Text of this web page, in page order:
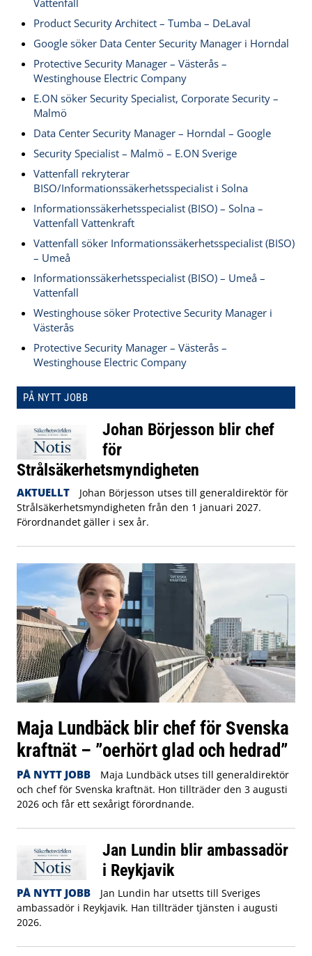
Product Security Architect – Tumba – DeLaval
Google söker Data Center Security Manager i Horndal
Protective Security Manager – Västerås –
Westinghouse Electric Company
E.ON söker Security Specialist, Corporate Security –
Malmö
Data Center Security Manager – Horndal – Google
Security Specialist – Malmö – E.ON Sverige
Vattenfall rekryterar
BISO/Informationssäkerhetsspecialist i Solna
Informationssäkerhetsspecialist (BISO) – Solna –
Vattenfall Vattenkraft
Vattenfall söker Informationssäkerhetsspecialist (BISO)
– Umeå
Informationssäkerhetsspecialist (BISO) – Umeå –
Vattenfall
Westinghouse söker Protective Security Manager i
Västerås
Protective Security Manager – Västerås –
Westinghouse Electric Company
PÅ NYTT JOBB
Johan Börjesson blir chef
för
Strålsäkerhetsmyndigheten
AKTUELLT
Johan Börjesson utses till generaldirektör för
Strålsäkerhetsmyndigheten från den 1 januari 2027.
Förordnandet gäller i sex år.
Maja Lundbäck blir chef för Svenska
kraftnät – ”oerhört glad och hedrad”
PÅ NYTT JOBB
Maja Lundbäck utses till generaldirektör
och chef för Svenska kraftnät. Hon tillträder den 3 augusti
2026 och får ett sexårigt förordnande.
Jan Lundin blir ambassadör
i Reykjavik
PÅ NYTT JOBB
Jan Lundin har utsetts till Sveriges
ambassadör i Reykjavik. Han tillträder tjänsten i augusti
2026.